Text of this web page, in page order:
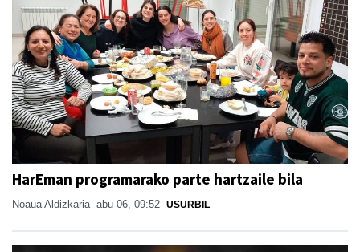
HarEman programarako parte hartzaile bila
Noaua Aldizkaria abu 06, 09:52 USURBIL